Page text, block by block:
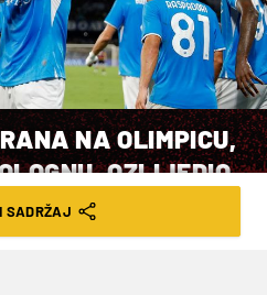
NA OLIMPICU,
OZLIJEDIO
SADRŽAJ